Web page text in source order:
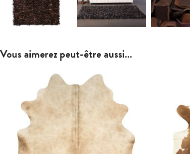
Vous aimerez peut-être aussi…